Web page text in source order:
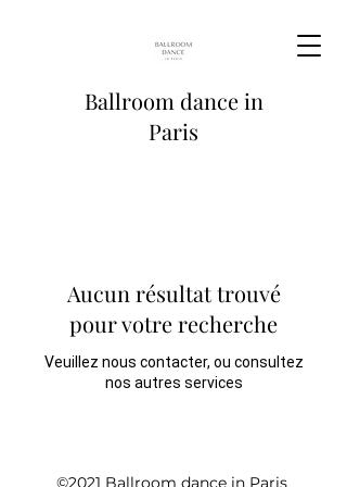
Ballroom dance in
Paris
Aucun résultat trouvé
pour votre recherche
Veuillez nous contacter, ou consultez
nos autres services
©2021 Ballroom dance in Paris